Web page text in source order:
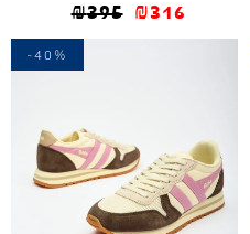
₪395 ₪316
-40%